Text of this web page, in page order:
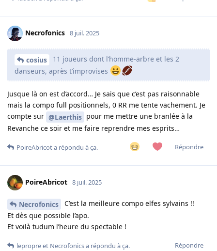
Necrofonics 8 juil. 2025
cosius
11 joueurs dont l’homme-arbre et les 2
danseurs, après t’improvises
Jusque là on est d’accord… Je sais que c’est pas raisonnable
mais la compo full positionnels, 0 RR me tente vachement. Je
compte sur @Laerthis pour me mettre une branlée à la
Revanche ce soir et me faire reprendre mes esprits…
Répondre
PoireAbricota répondu à ça.
PoireAbricot 8 juil. 2025
Necrofonics
C’est la meilleure compo elfes sylvains !!
Et dès que possible l’apo.
Et voilà tudum l’heure du spectable !
Répondre
lepropreet Necrofonicsa répondu à ça.